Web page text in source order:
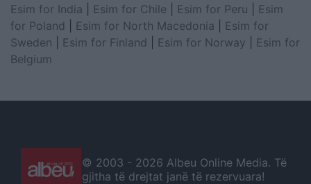
Esim for India
Esim for Chile Esim for Peru
Esim
for Poland
Esim for North Macedonia
Esim for
Sweden
Esim for Finland Esim for Norway
Esim for
Belgium
© 2003 - 2026 Albeu Online Media. Të
gjitha të drejtat janë të rezervuara!